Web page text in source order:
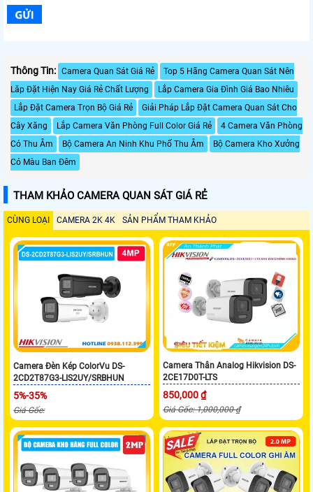
Thông Tin: Camera Quan Sát Giá Rẻ
Top 5 Hãng Camera Quan Sát Nên
Lăp Đặt Hiện Nay Giá Rẻ Chất Lượng
Lắp Camera Gia Đình Giá Bao Nhiêu
Lắp Đặt Camera Trọn Bộ Giá Rẻ
Giải Pháp Lắp Đặt Camera Quan Sát Cho
Cây Xăng
Lắp Camera Văn Phòng Full Color Giá Rẻ
4 Camera Văn Phòng
Có Thu Âm
Bộ Camera An Ninh Khu Phố Thu Âm
Bộ Camera Kho Xưởng
Có Màu Ban Đêm
THAM KHẢO CAMERA QUAN SÁT GIÁ RẺ
CÙNG LOẠI CAMERA 2K 4K SẢN PHẨM THAM KHẢO
Camera Đèn Kép ColorVu DS-
2CD2T87G3-LIS2UY/SRBHUN
5%-35%
Giá Gốc:
Camera Thân Analog Hikvision DS-
2CE17D0T-LTS
850,000 ₫
Giá Gốc: 1,000,000 ₫